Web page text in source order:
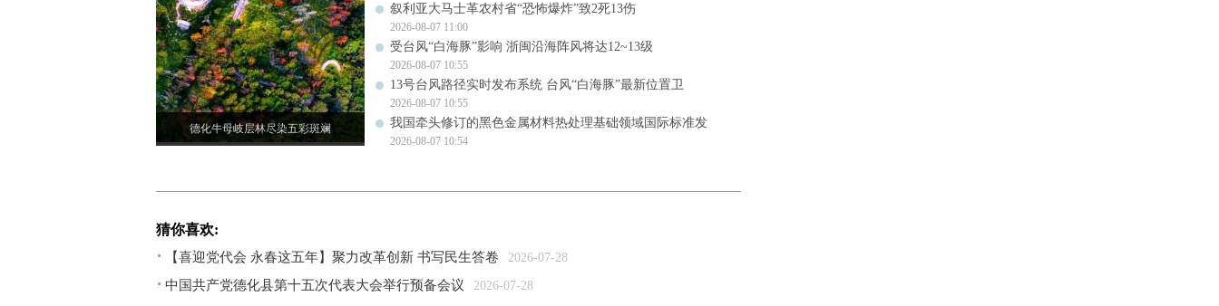
德化牛母岐层林尽染五彩斑斓
叙利亚大马士革农村省“恐怖爆炸”致2死13伤
2026-08-07 11:00
受台风“白海豚”影响 浙闽沿海阵风将达12~13级
2026-08-07 10:55
13号台风路径实时发布系统 台风“白海豚”最新位置卫
2026-08-07 10:55
我国牵头修订的黑色金属材料热处理基础领域国际标准发
2026-08-07 10:54
猜你喜欢:
【喜迎党代会 永春这五年】聚力改革创新 书写民生答卷 2026-07-28
中国共产党德化县第十五次代表大会举行预备会议 2026-07-28